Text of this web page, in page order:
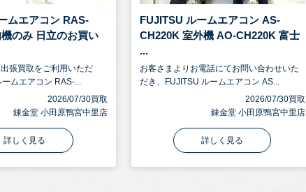
ムエアコン RAS-
のみ 日立のお買い
張買取をご利用いただ
ムエアコン RAS-...
2026/07/30買取
錬金堂 小田原鴨宮中里店
詳しく見る
FUJITSU ルームエアコン AS-
CH220K 室外機 AO-CH220K 富士
...
お客さまよりお電話にてお問い合わせいた
だき、FUJITSU ルームエアコン AS...
2026/07/30買取
錬金堂 小田原鴨宮中里店
詳しく見る